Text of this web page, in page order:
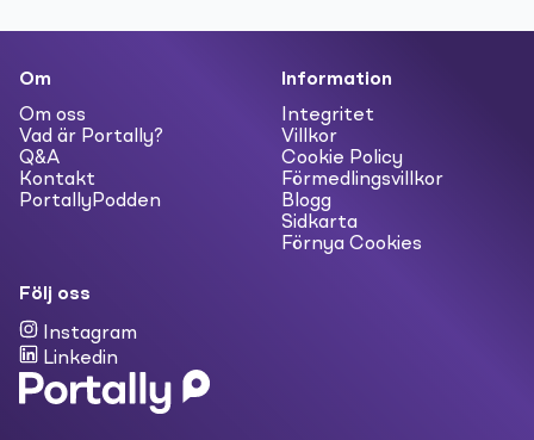
Om
Om oss
Vad är Portally?
Q&A
Kontakt
PortallyPodden
Information
Integritet
Villkor
Cookie Policy
Förmedlingsvillkor
Blogg
Sidkarta
Förnya Cookies
Följ oss
Instagram
Linkedin